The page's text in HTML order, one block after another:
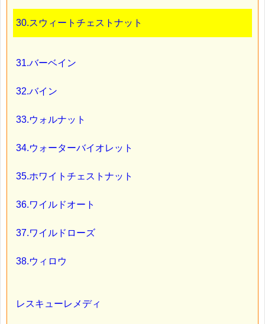
30.スウィートチェストナット
31.バーベイン
32.バイン
33.ウォルナット
34.ウォーターバイオレット
35.ホワイトチェストナット
36.ワイルドオート
37.ワイルドローズ
38.ウィロウ
レスキューレメディ